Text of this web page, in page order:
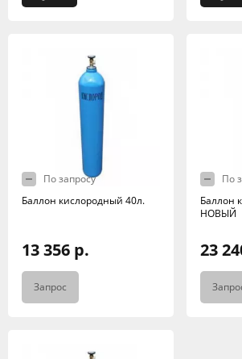
По запросу
Баллон кислородный 40л.
13 356 р.
Запрос
По
Баллон
НОВЫЙ
23